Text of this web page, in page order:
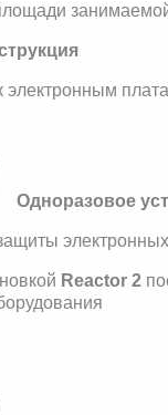
электронным
Одноразовое
Reactor 2